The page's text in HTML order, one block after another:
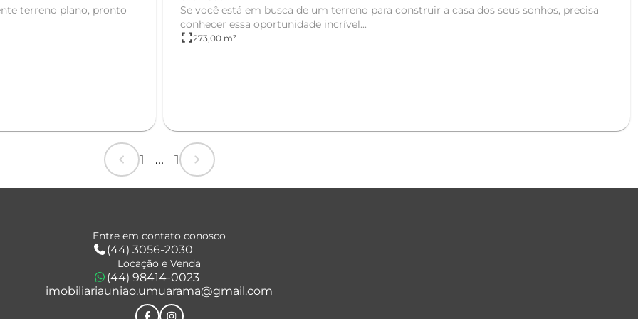
Se você está em busca de um terreno para construir a casa dos seus sonhos, precisa
conhecer essa oportunidade incrível...
fullscreen273,00 m²
chevron_left 1 ... 1 chevron_right
Entre em contato conosco
(44) 3056-2030
Locação e Venda
(44) 98414-0023
imobiliariauniao.umuarama@gmail.com